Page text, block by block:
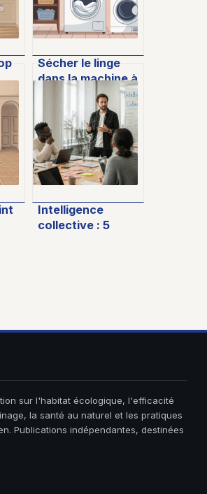
Sécher le linge
dans la machine à
laver : bonnes
pratiques et
limites
Intelligence
collective : 5
sur l'habitat écologique, l'efficacité
la santé au naturel et les pratiques
Publications indépendantes, destinées